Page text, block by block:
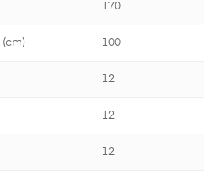
170
100
12
12
12